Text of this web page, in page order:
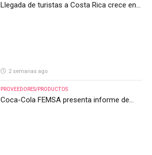
Llegada de turistas a Costa Rica crece en
2 semanas ago
PROVEEDORES/PRODUCTOS
Coca-Cola FEMSA presenta informe de